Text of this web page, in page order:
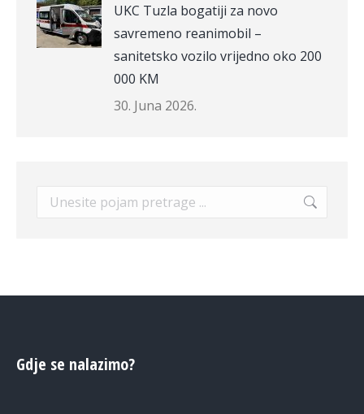
UKC Tuzla bogatiji za novo
savremeno reanimobil –
sanitetsko vozilo vrijedno oko 200
000 KM
30. Juna 2026.
Search:
Gdje se nalazimo?